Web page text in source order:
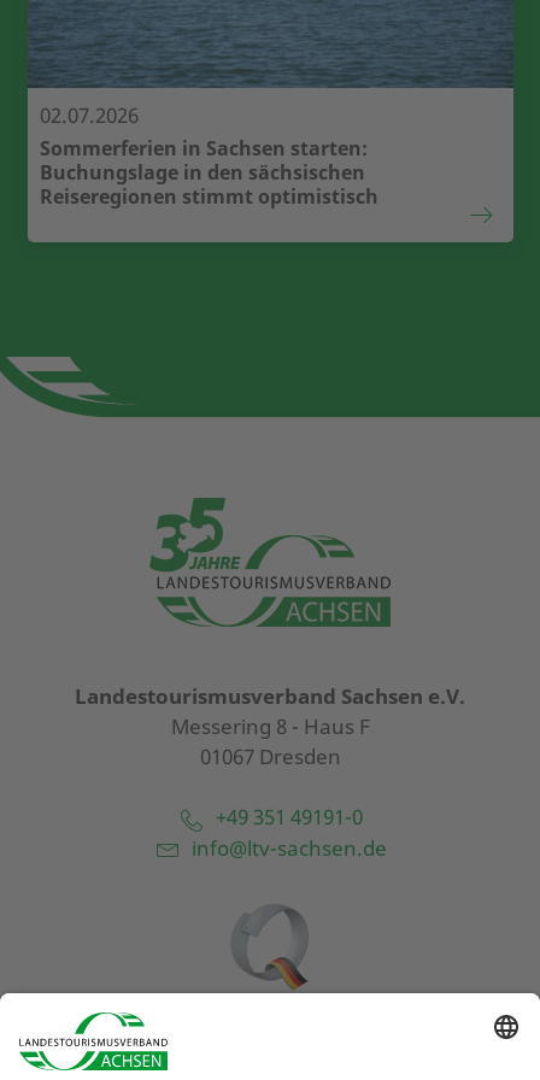
02.07.2026
Sommerferien in Sachsen starten:
Buchungslage in den sächsischen
Reiseregionen stimmt optimistisch
Landestourismusverband Sachsen e.V.
Messering 8 - Haus F
01067 Dresden
+49 351 49191-0
info@ltv-sachsen.de